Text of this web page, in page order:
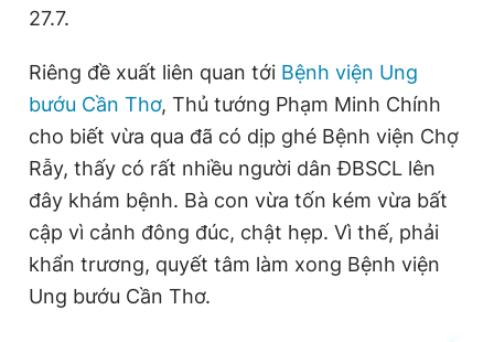
27.7.
Riêng đề xuất liên quan tới Bệnh viện Ung
bướu Cần Thơ, Thủ tướng Phạm Minh Chính
cho biết vừa qua đã có dịp ghé Bệnh viện Chợ
Rẫy, thấy có rất nhiều người dân ĐBSCL lên
đây khám bệnh. Bà con vừa tốn kém vừa bất
cập vì cảnh đông đúc, chật hẹp. Vì thế, phải
khẩn trương, quyết tâm làm xong Bệnh viện
Ung bướu Cần Thơ.